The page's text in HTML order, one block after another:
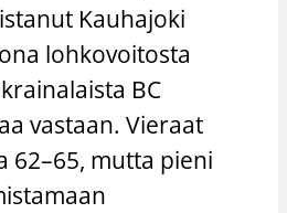
Kauhajoki
lohkovoitosta
BC
vastaan. Vieraat
62–65, mutta pieni